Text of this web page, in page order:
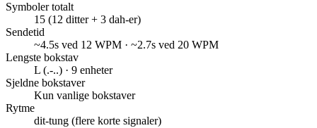
Symboler totalt
15 (12 ditter + 3 dah-er)
Sendetid
~4.5s ved 12 WPM · ~2.7s ved 20 WPM
Lengste bokstav
L (.-..) · 9 enheter
Sjeldne bokstaver
Kun vanlige bokstaver
Rytme
dit-tung (flere korte signaler)